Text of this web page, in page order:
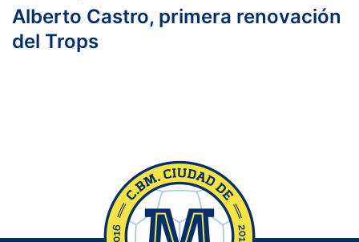
Alberto Castro, primera renovación
del Trops